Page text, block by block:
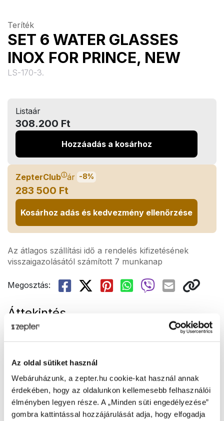
Az oldal sütiket használ
Webáruházunk, a zepter.hu cookie-kat használ annak
érdekében, hogy az oldalunkon kellemesebb felhasználói
élményben legyen része. A „Minden süti engedélyezése”
gombra kattintással hozzájárulását adja, hogy elfogadja
Teríték
SET 6 WATER GLASSES
INOX FOR PRINCE, NEW
LS-170-3.
Listaár
308.200 Ft
Hozzáadás a kosárhoz
ZepterClubⓘár -8%
283 500 Ft
Kosárhoz adás és kedvezmény ellenőrzése
Az átlagos szállítási idő a rendelés kifizetésének
visszaigazolásától számított 7 munkanap
Megosztás:
Áttekintés
Technikai adatok
CIKKSZÁM
LS-170-3.